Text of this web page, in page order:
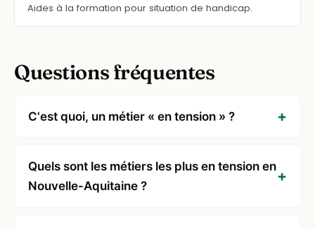
Aides à la formation pour situation de handicap.
Questions fréquentes
C'est quoi, un métier « en tension » ?
Quels sont les métiers les plus en tension en
Nouvelle-Aquitaine ?